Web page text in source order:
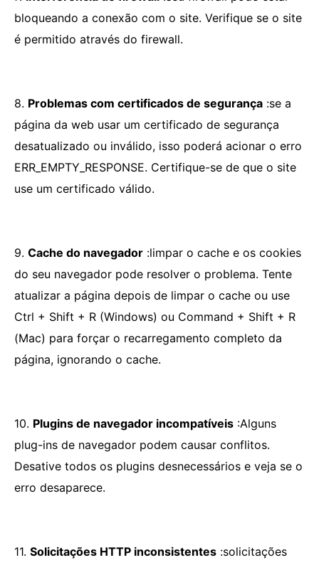
bloqueando a conexão com o site. Verifique se o site
é permitido através do firewall.
8. Problemas com certificados de segurança :se a
página da web usar um certificado de segurança
desatualizado ou inválido, isso poderá acionar o erro
ERR_EMPTY_RESPONSE. Certifique-se de que o site
use um certificado válido.
9. Cache do navegador :limpar o cache e os cookies
do seu navegador pode resolver o problema. Tente
atualizar a página depois de limpar o cache ou use
Ctrl + Shift + R (Windows) ou Command + Shift + R
(Mac) para forçar o recarregamento completo da
página, ignorando o cache.
10. Plugins de navegador incompatíveis :Alguns
plug-ins de navegador podem causar conflitos.
Desative todos os plugins desnecessários e veja se o
erro desaparece.
11. Solicitações HTTP inconsistentes :solicitações